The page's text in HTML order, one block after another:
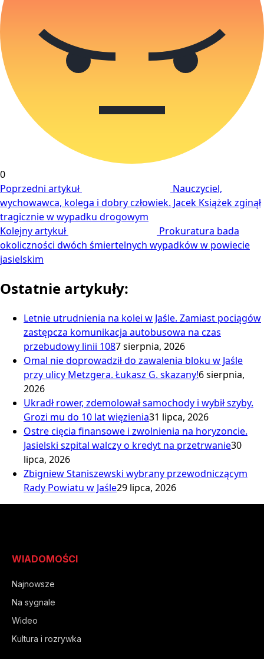
0
Poprzedni artykuł
Nauczyciel,
wychowawca, kolega i dobry człowiek. Jacek Książek zginął
tragicznie w wypadku drogowym
Kolejny artykuł
Prokuratura bada
okoliczności dwóch śmiertelnych wypadków w powiecie
jasielskim
Ostatnie artykuły:
Letnie utrudnienia na kolei w Jaśle. Zamiast pociągów
zastępcza komunikacja autobusowa na czas
przebudowy linii 1087 sierpnia, 2026
Omal nie doprowadził do zawalenia bloku w Jaśle
przy ulicy Metzgera. Łukasz G. skazany!6 sierpnia,
2026
Ukradł rower, zdemolował samochody i wybił szyby.
Grozi mu do 10 lat więzienia31 lipca, 2026
Ostre cięcia finansowe i zwolnienia na horyzoncie.
Jasielski szpital walczy o kredyt na przetrwanie30
lipca, 2026
Zbigniew Staniszewski wybrany przewodniczącym
Rady Powiatu w Jaśle29 lipca, 2026
WIADOMOŚCI
Najnowsze
Na sygnale
Wideo
Kultura i rozrywka